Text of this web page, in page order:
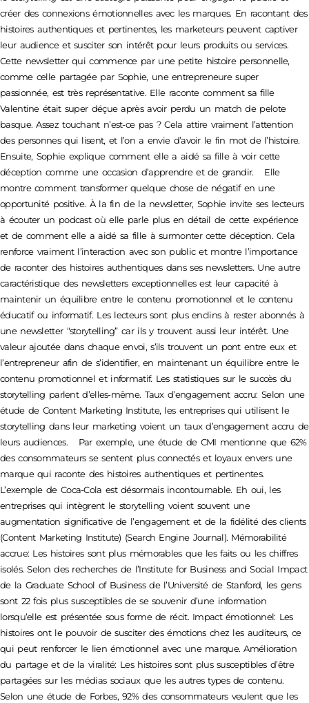
créer des connexions émotionnelles avec les marques. En racontant des
histoires authentiques et pertinentes, les marketeurs peuvent captiver
leur audience et susciter son intérêt pour leurs produits ou services.
Cette newsletter qui commence par une petite histoire personnelle,
comme celle partagée par Sophie, une entrepreneure super
passionnée, est très représentative. Elle raconte comment sa fille
Valentine était super déçue après avoir perdu un match de pelote
basque. Assez touchant n’est-ce pas ? Cela attire vraiment l’attention
des personnes qui lisent, et l’on a envie d’avoir le fin mot de l’histoire.
Ensuite, Sophie explique comment elle a aidé sa fille à voir cette
déception comme une occasion d’apprendre et de grandir. Elle
montre comment transformer quelque chose de négatif en une
opportunité positive. À la fin de la newsletter, Sophie invite ses lecteurs
à écouter un podcast où elle parle plus en détail de cette expérience
et de comment elle a aidé sa fille à surmonter cette déception. Cela
renforce vraiment l’interaction avec son public et montre l’importance
de raconter des histoires authentiques dans ses newsletters. Une autre
caractéristique des newsletters exceptionnelles est leur capacité à
maintenir un équilibre entre le contenu promotionnel et le contenu
éducatif ou informatif. Les lecteurs sont plus enclins à rester abonnés à
une newsletter “storytelling” car ils y trouvent aussi leur intérêt. Une
valeur ajoutée dans chaque envoi, s’ils trouvent un pont entre eux et
l’entrepreneur afin de s’identifier, en maintenant un équilibre entre le
contenu promotionnel et informatif. Les statistiques sur le succès du
storytelling parlent d’elles-même. Taux d’engagement accru: Selon une
étude de Content Marketing Institute, les entreprises qui utilisent le
storytelling dans leur marketing voient un taux d’engagement accru de
leurs audiences. Par exemple, une étude de CMI mentionne que 62%
des consommateurs se sentent plus connectés et loyaux envers une
marque qui raconte des histoires authentiques et pertinentes.
L’exemple de Coca-Cola est désormais incontournable. Eh oui, les
entreprises qui intègrent le storytelling voient souvent une
augmentation significative de l’engagement et de la fidélité des clients​
(Content Marketing Institute)​​ (Search Engine Journal)​. Mémorabilité
accrue: Les histoires sont plus mémorables que les faits ou les chiffres
isolés. Selon des recherches de l’Institute for Business and Social Impact
de la Graduate School of Business de l’Université de Stanford, les gens
sont 22 fois plus susceptibles de se souvenir d’une information
lorsqu’elle est présentée sous forme de récit. Impact émotionnel: Les
histoires ont le pouvoir de susciter des émotions chez les auditeurs, ce
qui peut renforcer le lien émotionnel avec une marque. Amélioration
du partage et de la viralité: Les histoires sont plus susceptibles d’être
partagées sur les médias sociaux que les autres types de contenu.
Selon une étude de Forbes, 92% des consommateurs veulent que les